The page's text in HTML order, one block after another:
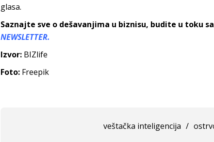
glasa.
Saznajte sve o dešavanjima u biznisu, budite u toku
NEWSLETTER.
Izvor: BIZlife
Foto: Freepik
veštačka inteligencija /